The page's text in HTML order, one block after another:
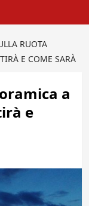
RUOTA
E COME SARÀ
a
e